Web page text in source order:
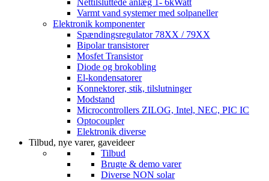
Nettilsluttede anlæg 1- 6kWatt
Varmt vand systemer med solpaneller
Elektronik komponenter
Spændingsregulator 78XX / 79XX
Bipolar transistorer
Mosfet Transistor
Diode og brokobling
El-kondensatorer
Konnektorer, stik, tilslutninger
Modstand
Microcontrollers ZILOG, Intel, NEC, PIC IC
Optocoupler
Elektronik diverse
Tilbud, nye varer, gaveideer
Tilbud
Brugte & demo varer
Diverse NON solar